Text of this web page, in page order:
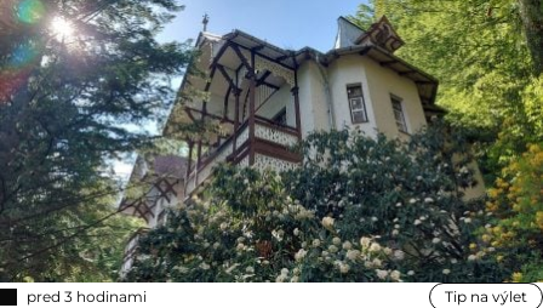
pred 3 hodinami Tip na výlet